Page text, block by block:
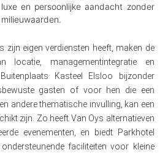
en persoonlijke aandacht zonder
zijn eigen verdiensten heeft, maken de
locatie, managementintegratie en
Kasteel Elsloo bijzonder
gasten of voor hen die een
andere thematische invulling, kan een
zijn. Zo heeft Van Oys alternatieven
evenementen, en biedt Parkhotel
faciliteiten voor kleine